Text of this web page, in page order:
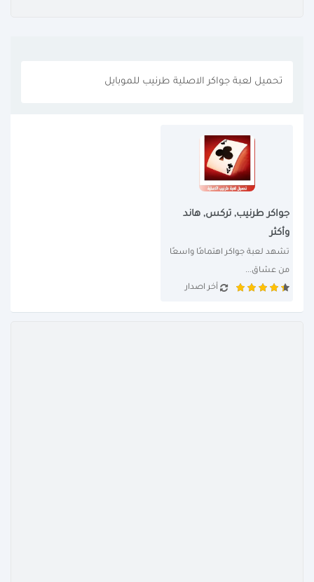
تحميل لعبة جواكر الاصلية طرنيب للموبايل
جواكر طرنيب, تركس, هاند
وأكثر
من عشاق...
أخر اصدار